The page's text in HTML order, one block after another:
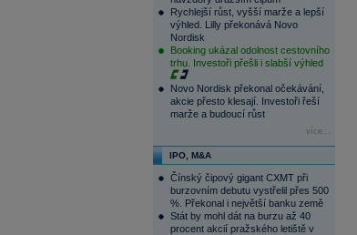
Rychlejší růst, vyšší marže a lepší
výhled. Lilly překonává Novo
Nordisk
Booking ukázal odolnost cestovního
trhu. Investoři přešli i slabší výhled
Novo Nordisk překonal očekávání,
akcie přesto klesají. Investoři řeší
marže a budoucí růst
více...
IPO, M&A
Čínský čipový gigant CXMT při
burzovním debutu vystřelil přes 500
%. Překonal i největší banku země
Stát by mohl dát na burzu až 40
procent akcií pražského letiště v